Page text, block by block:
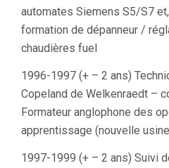
automates Siemens S5/S7
formation de dépanneur /
chaudières fuel
1996-1997 (+ – 2 ans)
Copeland de Welkenraedt –
Formateur anglophone des
apprentissage (nouvelle
1997-1999 (+ – 2 ans) Suivi